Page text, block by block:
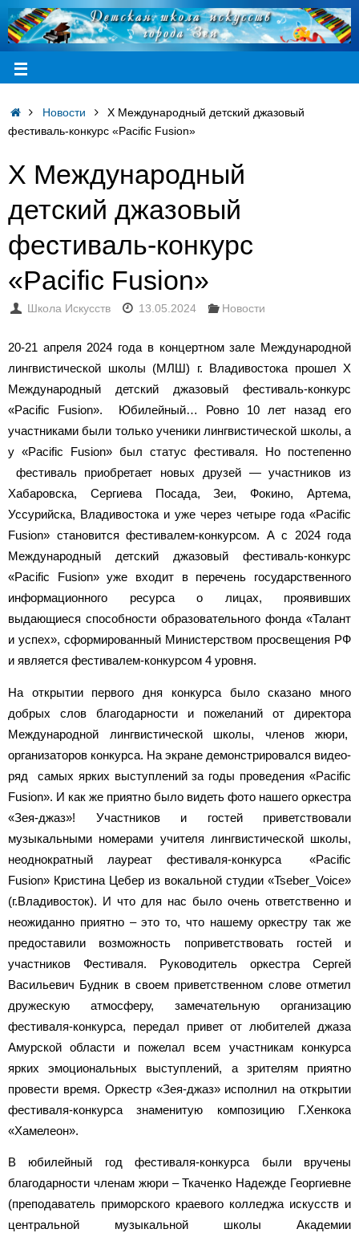
Новости
X Международный детский джазовый
фестиваль-конкурс «Pacific Fusion»
X Международный
детский джазовый
фестиваль-конкурс
«Pacific Fusion»
Школа Искусств 13.05.2024 Новости
20-21 апреля 2024 года в концертном зале Международной
лингвистической школы (МЛШ) г. Владивостока прошел X
Международный детский джазовый фестиваль-конкурс
«Pacific Fusion». Юбилейный… Ровно 10 лет назад его
участниками были только ученики лингвистической школы, а
у «Pacific Fusion» был статус фестиваля. Но постепенно
фестиваль приобретает новых друзей — участников из
Хабаровска, Сергиева Посада, Зеи, Фокино, Артема,
Уссурийска, Владивостока и уже через четыре года «Pacific
Fusion» становится фестивалем-конкурсом. А с 2024 года
Международный детский джазовый фестиваль-конкурс
«Pacific Fusion» уже входит в перечень государственного
информационного ресурса о лицах, проявивших
выдающиеся способности образовательного фонда «Талант
и успех», сформированный Министерством просвещения РФ
и является фестивалем-конкурсом 4 уровня.
На открытии первого дня конкурса было сказано много
добрых слов благодарности и пожеланий от директора
Международной лингвистической школы, членов жюри,
организаторов конкурса. На экране демонстрировался видео-
ряд самых ярких выступлений за годы проведения «Pacific
Fusion». И как же приятно было видеть фото нашего оркестра
«Зея-джаз»! Участников и гостей приветствовали
музыкальными номерами учителя лингвистической школы,
неоднократный лауреат фестиваля-конкурса «Pacific
Fusion» Кристина Цебер из вокальной студии «Tseber_Voice»
(г.Владивосток). И что для нас было очень ответственно и
неожиданно приятно – это то, что нашему оркестру так же
предоставили возможность поприветствовать гостей и
участников Фестиваля. Руководитель оркестра Сергей
Васильевич Будник в своем приветственном слове отметил
дружескую атмосферу, замечательную организацию
фестиваля-конкурса, передал привет от любителей джаза
Амурской области и пожелал всем участникам конкурса
ярких эмоциональных выступлений, а зрителям приятно
провести время. Оркестр «Зея-джаз» исполнил на открытии
фестиваля-конкурса знаменитую композицию Г.Хенкока
«Хамелеон».
В юбилейный год фестиваля-конкурса были вручены
благодарности членам жюри – Ткаченко Надежде Георгиевне
(преподаватель приморского краевого колледжа искусств и
центральной музыкальной школы Академии